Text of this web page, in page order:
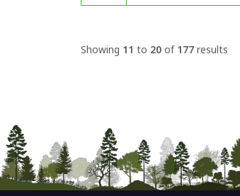
Showing 11 to 20 of 177 results